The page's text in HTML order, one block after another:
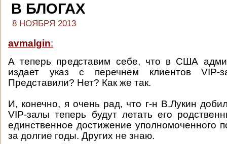
В БЛОГАХ
8 НОЯБРЯ 2013
avmalgin:
А теперь представим себе, что в США
издает указ с перечнем клиентов VIP-
Представили? Нет? Как же так.
И, конечно, я очень рад, что г-н В.Лукин
VIP-залы теперь будут летать его
единственное достижение уполномоченного
за долгие годы. Других не знаю.